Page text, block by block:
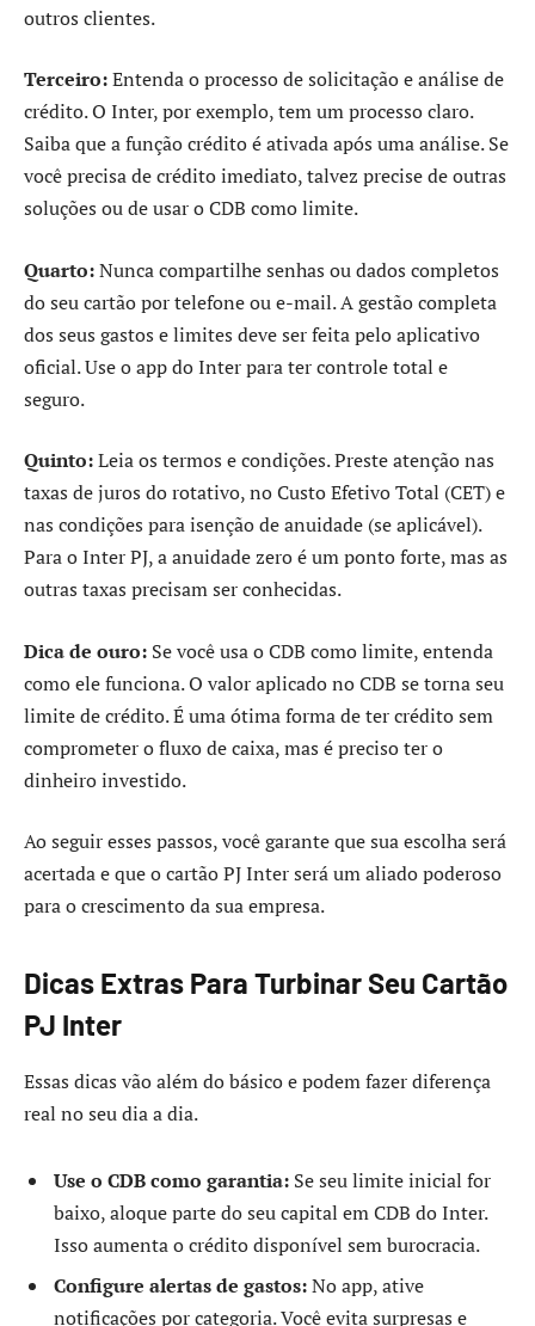
outros clientes.
Terceiro:Entenda o processo de solicitação e análise de
crédito. O Inter, por exemplo, tem um processo claro.
Saiba que a função crédito é ativada após uma análise. Se
você precisa de crédito imediato, talvez precise de outras
soluções ou de usar o CDB como limite.
Quarto:Nunca compartilhe senhas ou dados completos
do seu cartão por telefone ou e-mail. A gestão completa
dos seus gastos e limites deve ser feita pelo aplicativo
oficial. Use o app do Inter para ter controle total e
seguro.
Quinto:Leia os termos e condições. Preste atenção nas
taxas de juros do rotativo, no Custo Efetivo Total (CET) e
nas condições para isenção de anuidade (se aplicável).
Para o Inter PJ, a anuidade zero é um ponto forte, mas as
outras taxas precisam ser conhecidas.
Dica de ouro: Se você usa o CDB como limite, entenda
como ele funciona. O valor aplicado no CDB se torna seu
limite de crédito. É uma ótima forma de ter crédito sem
comprometer o fluxo de caixa, mas é preciso ter o
dinheiro investido.
Ao seguir esses passos, você garante que sua escolha será
acertada e que o cartão PJ Inter será um aliado poderoso
para o crescimento da sua empresa.
Dicas Extras Para Turbinar Seu Cartão
PJ Inter
Essas dicas vão além do básico e podem fazer diferença
real no seu dia a dia.
Use o CDB como garantia: Se seu limite inicial for
baixo, aloque parte do seu capital em CDB do Inter.
Isso aumenta o crédito disponível sem burocracia.
Configure alertas de gastos:No app, ative
notificações por categoria. Você evita surpresas e